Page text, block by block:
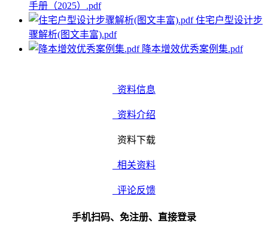
手册（2025）.pdf
住宅户型设计步
骤解析(图文丰富).pdf
降本增效优秀案例集.pdf
资料信息
资料介绍
资料下载
相关资料
评论反馈
手机扫码、免注册、直接登录